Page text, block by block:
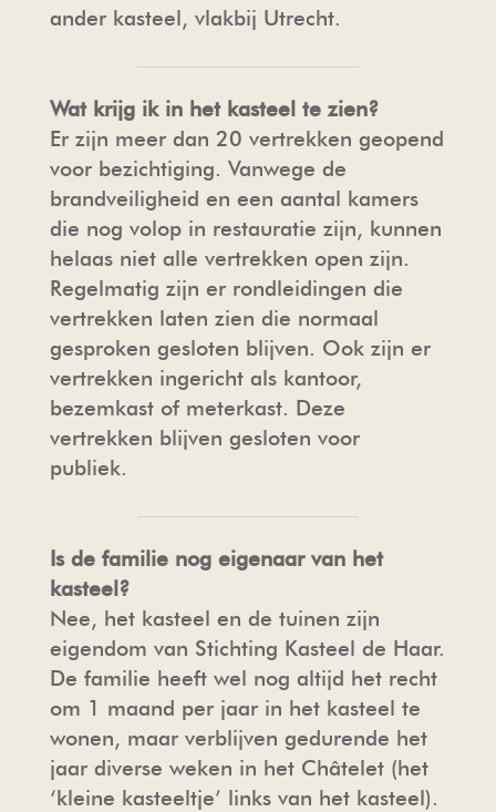
ander kasteel, vlakbij Utrecht.
Wat krijg ik in het kasteel te zien?
Er zijn meer dan 20 vertrekken geopend
voor bezichtiging. Vanwege de
brandveiligheid en een aantal kamers
die nog volop in restauratie zijn, kunnen
helaas niet alle vertrekken open zijn.
Regelmatig zijn er rondleidingen die
vertrekken laten zien die normaal
gesproken gesloten blijven. Ook zijn er
vertrekken ingericht als kantoor,
bezemkast of meterkast. Deze
vertrekken blijven gesloten voor
publiek.
Is de familie nog eigenaar van het
kasteel?
Nee, het kasteel en de tuinen zijn
eigendom van Stichting Kasteel de Haar.
De familie heeft wel nog altijd het recht
om 1 maand per jaar in het kasteel te
wonen, maar verblijven gedurende het
jaar diverse weken in het Châtelet (het
‘kleine kasteeltje’ links van het kasteel).